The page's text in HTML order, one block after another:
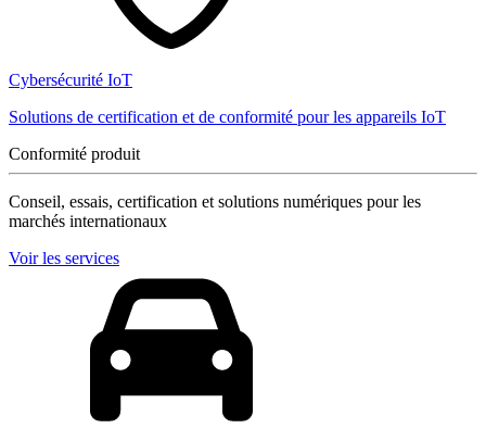
Cybersécurité IoT
Solutions de certification et de conformité pour les appareils IoT
Conformité produit
Conseil, essais, certification et solutions numériques pour les
marchés internationaux
Voir les services